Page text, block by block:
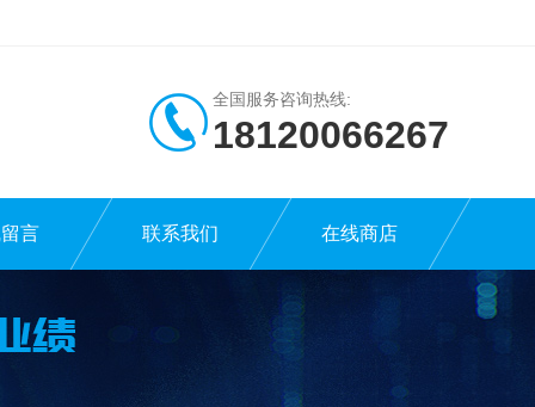
全国服务咨询热线:
18120066267
言 联系我们 在线商店